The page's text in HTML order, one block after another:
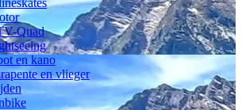
Quad
en kano
en vlieger